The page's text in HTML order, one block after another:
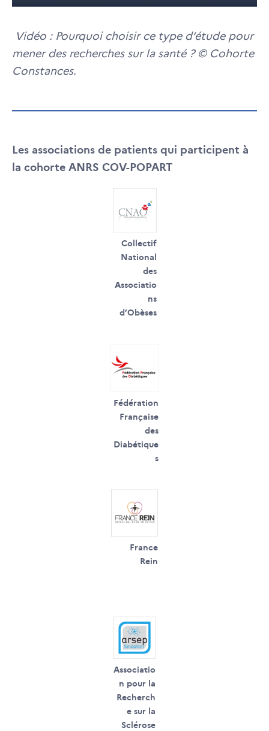
Play Mute Settings
Vidéo : Pourquoi choisir ce type d’étude pour
mener des recherches sur la santé ? © Cohorte
Constances.
Les associations de patients qui participent à
la cohorte ANRS COV-POPART
Collectif
National
des
Associatio
ns
d’Obèses
Fédération
Française
des
Diabétique
s
France
Rein
Associatio
n pour la
Recherch
e sur la
Sclérose